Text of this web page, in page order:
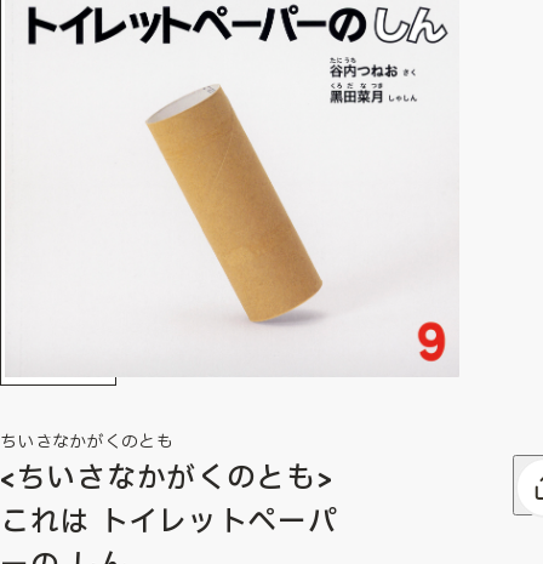
ちいさなかがくのとも
<ちいさなかがくのとも>
これは トイレットペーパ